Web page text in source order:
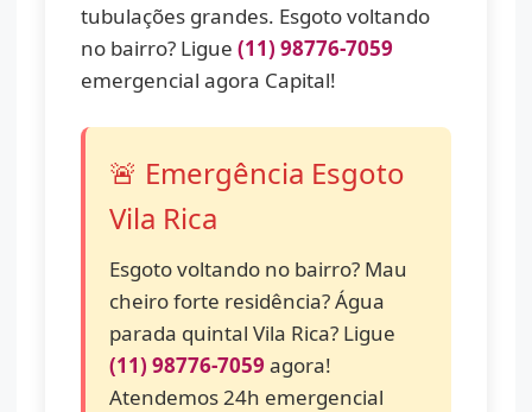
tubulações grandes. Esgoto voltando
no bairro? Ligue(11) 98776-7059
emergencial agora Capital!
🚨 Emergência Esgoto
Vila Rica
Esgoto voltando no bairro? Mau
cheiro forte residência? Água
parada quintal Vila Rica? Ligue
(11) 98776-7059 agora!
Atendemos 24h emergencial